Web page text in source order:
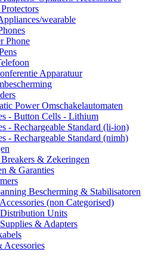
wearable
Phone
Apparatuur
Power Omschakelautomaten
- Button Cells - Lithium
- Rechargeable Standard (li-ion)
- Rechargeable Standard (nimh)
& Zekeringen
& Garanties
Bescherming & Stabilisatoren
(non Categorised)
Units
& Adapters
Acessories